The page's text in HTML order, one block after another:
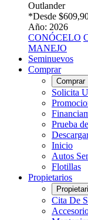
Outlander
*Desde
Año: 2026
CONÓCELO
MANEJO
Seminuevos
Comprar
Comprar
Solicita
Prueba
Inicio
Autos
Flotillas
Propietarios
Cita De